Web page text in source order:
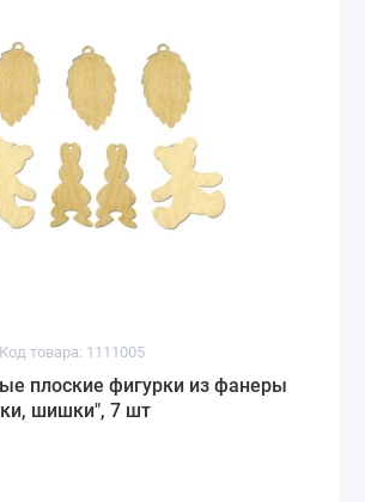
Код товара: 1111005
плоские фигурки из фанеры
шишки", 7 шт